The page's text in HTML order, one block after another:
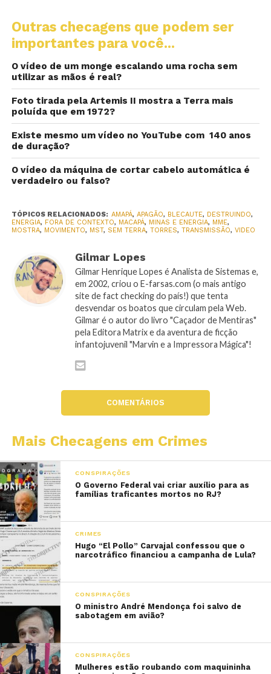
Outras checagens que podem ser
importantes para você...
O vídeo de um monge escalando uma rocha sem
utilizar as mãos é real?
Foto tirada pela Artemis II mostra a Terra mais
poluída que em 1972?
Existe mesmo um vídeo no YouTube com 140 anos
de duração?
O vídeo da máquina de cortar cabelo automática é
verdadeiro ou falso?
TÓPICOS RELACIONADOS: AMAPÁ, APAGÃO, BLECAUTE, DESTRUINDO,
ENERGIA, FORA DE CONTEXTO, MACAPÁ, MINAS E ENERGIA, MME,
MOSTRA, MOVIMENTO, MST, SEM TERRA, TORRES, TRANSMISSÃO, VIDEO
Gilmar Lopes
Gilmar Henrique Lopes é Analista de Sistemas e,
em 2002, criou o E-farsas.com (o mais antigo
site de fact checking do país!) que tenta
desvendar os boatos que circulam pela Web.
Gilmar é o autor do livro "Caçador de Mentiras"
pela Editora Matrix e da aventura de ficção
infantojuvenil "Marvin e a Impressora Mágica"!
COMENTÁRIOS
Mais Checagens em Crimes
CONSPIRAÇÕES
O Governo Federal vai criar auxílio para as
famílias traficantes mortos no RJ?
CRIMES
Hugo “El Pollo” Carvajal confessou que o
narcotráfico financiou a campanha de Lula?
CONSPIRAÇÕES
O ministro André Mendonça foi salvo de
sabotagem em avião?
CONSPIRAÇÕES
Mulheres estão roubando com maquininha